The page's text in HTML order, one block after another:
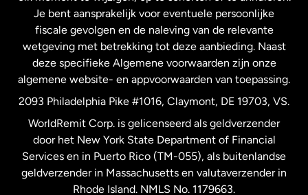
Spanje
Verenigd Koninkrijk
Verenigde Staten English
Verenigde Staten Español
Zweden
Je bent aansprakelijk voor eventuele persoonlijke
fiscale gevolgen en de naleving van de relevante
wetgeving met betrekking tot deze aanbieding. Naast
deze specifieke Algemene voorwaarden zijn onze
algemene website- en appvoorwaarden van toepassing.
2093 Philadelphia Pike #1016, Claymont, DE 19703, VS.
WorldRemit Corp. is gelicenseerd als geldverzender
door het New York State Department of Financial
Services en in Puerto Rico (TM-055), als buitenlandse
geldverzender in Massachusetts en valutaverzender in
Rhode Island. NMLS No. 1179663.